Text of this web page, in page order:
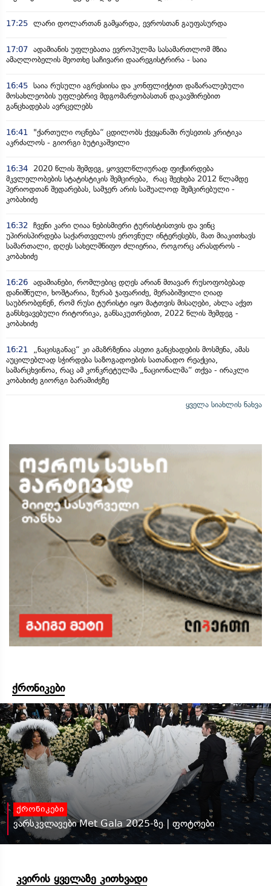
17:25 ლარი დოლართან გამყარდა, ევროსთან გაუფასურდა
17:07 ადამიანის უფლებათა ევროპულმა სასამართლომ მზია
ამაღლობელის მეოთხე საჩივარი დაარეგისტრირა - საია
16:45 საია რუსული აგრესიისა და კონფლიქტით დაზარალებული
მოსახლეობის უფლებრივ მდგომარეობასთან დაკავშირებით
განცხადებას ავრცელებს
16:41
"ქართული ოცნება“ ცდილობს ქვეყანაში რუსეთის კრიტიკა
აკრძალოს - გიორგი ბუტიკაშვილი
16:34
2020 წლის შემდეგ, ყოველწლიურად ფიქსირდება
მკვლელობების სტატისტიკის შემცირება, რაც შეეხება 2012 წლამდე
პერიოდთან შედარებას, სამჯერ არის საშუალოდ შემცირებული -
კობახიძე
16:32
ჩვენი კარი ღიაა ნებისმიერი ტურისტისთვის და ვინც
უპირისპირდება საქართველოს ეროვნულ ინტერესებს, მათ მიაკითხავს
სამართალი, დღეს სახელმწიფო ძლიერია, როგორც არასდროს -
კობახიძე
16:26 ადამიანები, რომლებიც დღეს არიან მთავარ რუსოფობებად
დანიშნული, ხოშტარია, ზურაბ ჯაფარიძე, მერაბიშვილი ღიად
საუბრობდნენ, რომ რუსი ტურისტი იყო მატთვის მისაღები, ახლა აქვთ
განსხვავებული რიტორიკა, განსაკუთრებით, 2022 წლის შემდეგ -
კობახიძე
16:21
„ნაცისგანაც“ კი ამაზრზენია ასეთი განცხადების მოსმენა, ამას
აუცილებლად სჭირდება საზოგადოების სათანადო რეაქცია,
სამარცხვინოა, რაც ამ კონკრეტულმა „ნაციონალმა“ თქვა - ირაკლი
კობახიძე გიორგი ბარამიძეზე
ყველა სიახლის ნახვა
ქრონიკები
ქრონიკები
ვარსკვლავები Met Gala 2025-ზე | ფოტოები
კვირის ყველაზე კითხვადი